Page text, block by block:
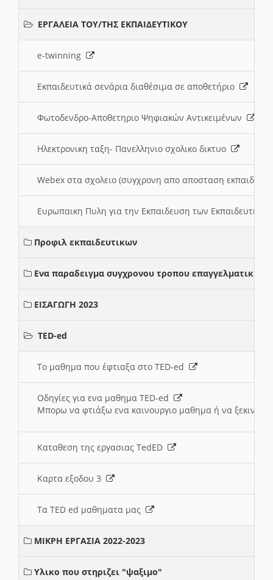
ΕΡΓΑΛΕΙΑ ΤΟΥ/ΤΗΣ ΕΚΠΑΙΔΕΥΤΙΚΟΥ
e-twinning
Εκπαιδευτικά σενάρια διαθέσιμα σε αποθετήριο
Φωτοδενδρο-Αποθετηριο Ψηφιακών Αντικειμένων
Ηλεκτρονικη ταξη- Πανελληνιο σχολικο δικτυο
Webex στα σχολειο (συγχρονη απο αποσταση
Ευρωπαικη Πυλη για την Εκπαιδευση των
Προφιλ εκπαιδευτικων
Ενα παραδειγμα συγχρονου τροπου επαγγελματικης
ΕΙΣΑΓΩΓΗ 2023
TED-ed
Το μαθημα που έφτιαξα στο TED-ed
Οδηγίες για ενα μαθημα TED-ed
Μπορω να φτιάξω ενα καινουργιο μαθημα ή να
Καταθεση της εργασιας TedED
Καρτα εξοδου 3
Τα TED ed μαθηματα μας
ΜΙΚΡΗ ΕΡΓΑΣΙΑ 2022-2023
Υλικο που στηριζει "ψαξιμο"